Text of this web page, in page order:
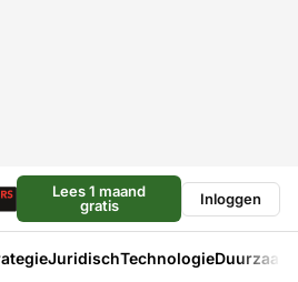
Lees 1 maand
gratis
Inloggen
JuridischTechnologie